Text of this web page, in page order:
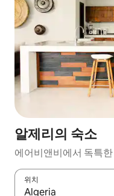
알제리의 숙소
에어비앤비에서 독특
위치
결과가 나오면 위·아래